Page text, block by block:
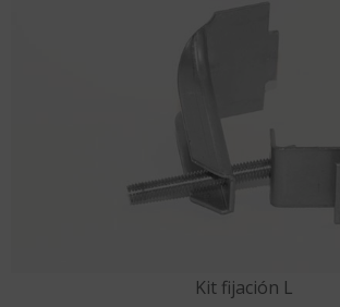
Kit fijación L